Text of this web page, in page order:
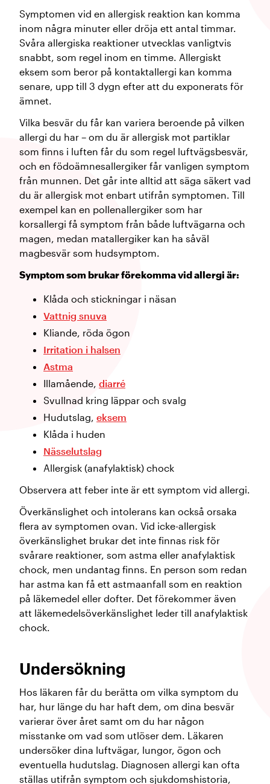
Symptomen vid en allergisk reaktion kan komma
inom några minuter eller dröja ett antal timmar.
Svåra allergiska reaktioner utvecklas vanligtvis
snabbt, som regel inom en timme. Allergiskt
eksem som beror på kontaktallergi kan komma
senare, upp till 3 dygn efter att du exponerats för
ämnet.
Vilka besvär du får kan variera beroende på vilken
allergi du har – om du är allergisk mot partiklar
som finns i luften får du som regel luftvägsbesvär,
och en födoämnesallergiker får vanligen symptom
från munnen. Det går inte alltid att säga säkert vad
du är allergisk mot enbart utifrån symptomen. Till
exempel kan en pollenallergiker som har
korsallergi få symptom från både luftvägarna och
magen, medan matallergiker kan ha såväl
magbesvär som hudsymptom.
Symptom som brukar förekomma vid allergi är:
Klåda och stickningar i näsan
Vattnig snuva
Kliande, röda ögon
Irritation i halsen
Astma
Illamående, diarré
Svullnad kring läppar och svalg
Hudutslag, eksem
Klåda i huden
Nässelutslag
Allergisk (anafylaktisk) chock
Observera att feber inte är ett symptom vid allergi.
Överkänslighet och intolerans kan också orsaka
flera av symptomen ovan. Vid icke-allergisk
överkänslighet brukar det inte finnas risk för
svårare reaktioner, som astma eller anafylaktisk
chock, men undantag finns. En person som redan
har astma kan få ett astmaanfall som en reaktion
på läkemedel eller dofter. Det förekommer även
att läkemedelsöverkänslighet leder till anafylaktisk
chock.
Undersökning
Hos läkaren får du berätta om vilka symptom du
har, hur länge du har haft dem, om dina besvär
varierar över året samt om du har någon
misstanke om vad som utlöser dem. Läkaren
undersöker dina luftvägar, lungor, ögon och
eventuella hudutslag. Diagnosen allergi kan ofta
ställas utifrån symptom och sjukdomshistoria,